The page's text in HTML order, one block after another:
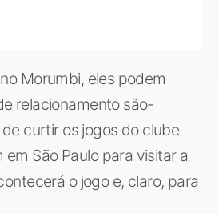
Morumbi, eles podem
relacionamento são-
curtir os jogos do clube
São Paulo para visitar a
o jogo e, claro, para